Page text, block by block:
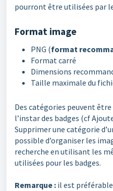
pourront être utilisées par
Format image
PNG (format
Format carré
Dimensions
Taille maximale du
Des catégories peuvent
l’instar des badges (cf
Supprimer une catégorie
possible d’organiser les
recherche en utilisant les
utilisées pour les badges.
Remarque : il est préférable